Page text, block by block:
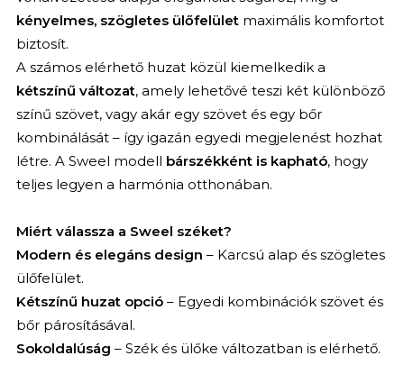
kényelmes, szögletes ülőfelületmaximális komfortot
biztosít.
A számos elérhető huzat közül kiemelkedik a
kétszínű változat, amely lehetővé teszi két különböző
színű szövet, vagy akár egy szövet és egy bőr
kombinálását – így igazán egyedi megjelenést hozhat
létre. A Sweel modell bárszékként is kapható, hogy
teljes legyen a harmónia otthonában.
Miért válassza a Sweel széket?
Modern és elegáns design – Karcsú alap és szögletes
ülőfelület.
Kétszínű huzat opció– Egyedi kombinációk szövet és
bőr párosításával.
Sokoldalúság – Szék és ülőke változatban is elérhető.